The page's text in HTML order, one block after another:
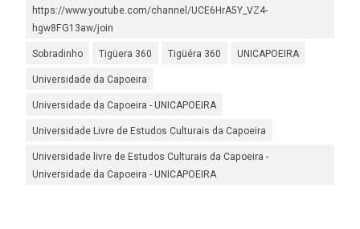
https://www.youtube.com/channel/UCE6HrA5Y_VZ4-
hgw8FG13aw/join
Sobradinho Tigüera 360 Tigüéra 360 UNICAPOEIRA
Universidade da Capoeira
Universidade da Capoeira - UNICAPOEIRA
Universidade Livre de Estudos Culturais da Capoeira
Universidade livre de Estudos Culturais da Capoeira -
Universidade da Capoeira - UNICAPOEIRA